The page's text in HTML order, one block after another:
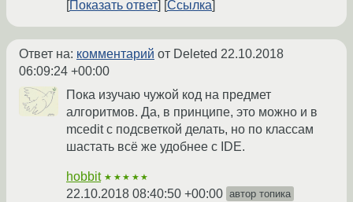
Показать ответ
Ссылка
Ответ на: комментарий от Deleted 22.10.2018
06:09:24 +00:00
Пока изучаю чужой код на предмет
алгоритмов. Да, в принципе, это можно и в
mcedit с подсветкой делать, но по классам
шастать всё же удобнее с IDE.
hobbit ★★★★★
22.10.2018 08:40:50 +00:00 автор топика